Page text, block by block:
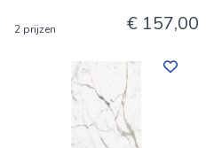
2 prijzen € 157,00